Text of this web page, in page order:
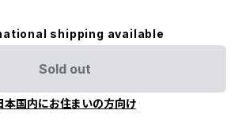
shipping available
Sold out
本国内にお住まいの方向け